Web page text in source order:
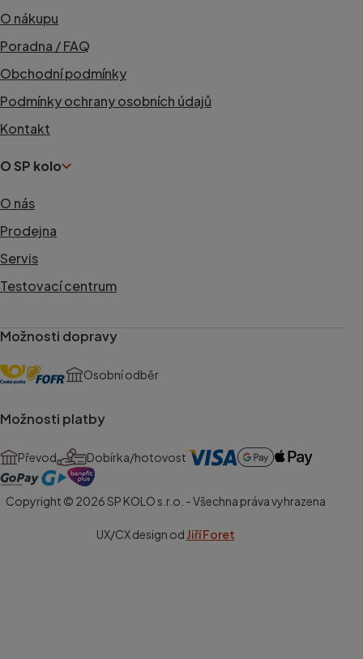
O nákupu
Poradna / FAQ
Obchodní podmínky
Podmínky ochrany osobních údajů
Kontakt
O SP kolo
O nás
Prodejna
Servis
Testovací centrum
Možnosti dopravy
Osobní odběr
Možnosti platby
Převod Dobírka/hotovost
Copyright © 2026 SP KOLO s.r.o. - Všechna práva vyhrazena
UX/CX design od Jiří Foret